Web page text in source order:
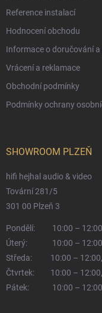
Reference instalací
Hodnocení obchodu
Informace o doručování
Vrácení a reklamace
Obchodní podmínky
Podmínky ochrany
SHOWROOM PLZEŇ
hifi hejhal audio & video
Tovární 281/5
301 00 Plzeň 3
Pondělí:
10:00 –
Úterý:
10:00 –
Středa:
10:00 –
Čtvrtek:
10:00 –
Pátek:
10:00 –